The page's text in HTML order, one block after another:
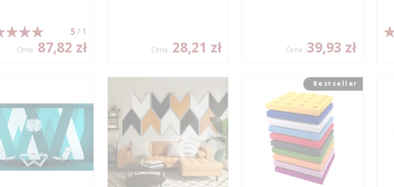
5/ 1
Cena :87,82 zł Cena :28,21 zł Cena :39,93 zł
Bestseller